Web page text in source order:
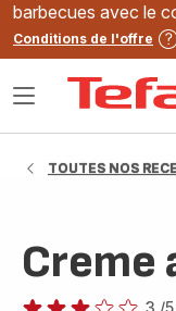
barbecues avec le
Conditions de l'offre
Ouvrir
TOUTES NOS
Creme
3 /5